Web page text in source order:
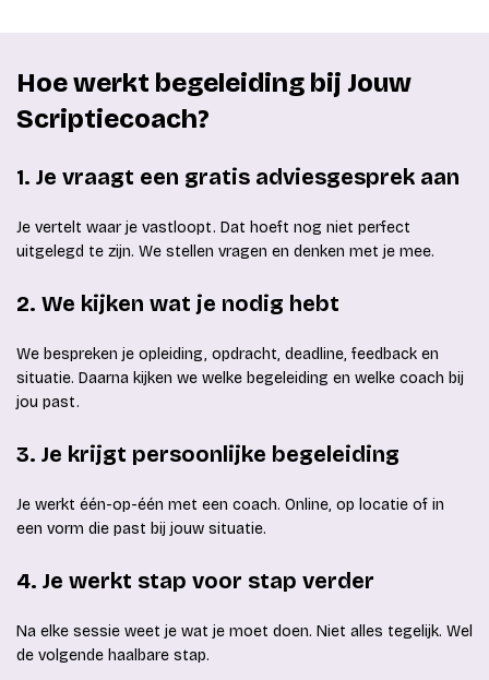
Hoe werkt begeleiding bij Jouw
Scriptiecoach?
1. Je vraagt een gratis adviesgesprek aan
Je vertelt waar je vastloopt. Dat hoeft nog niet perfect
uitgelegd te zijn. We stellen vragen en denken met je mee.
2. We kijken wat je nodig hebt
We bespreken je opleiding, opdracht, deadline, feedback en
situatie. Daarna kijken we welke begeleiding en welke coach bij
jou past.
3. Je krijgt persoonlijke begeleiding
Je werkt één-op-één met een coach. Online, op locatie of in
een vorm die past bij jouw situatie.
4. Je werkt stap voor stap verder
Na elke sessie weet je wat je moet doen. Niet alles tegelijk. Wel
de volgende haalbare stap.